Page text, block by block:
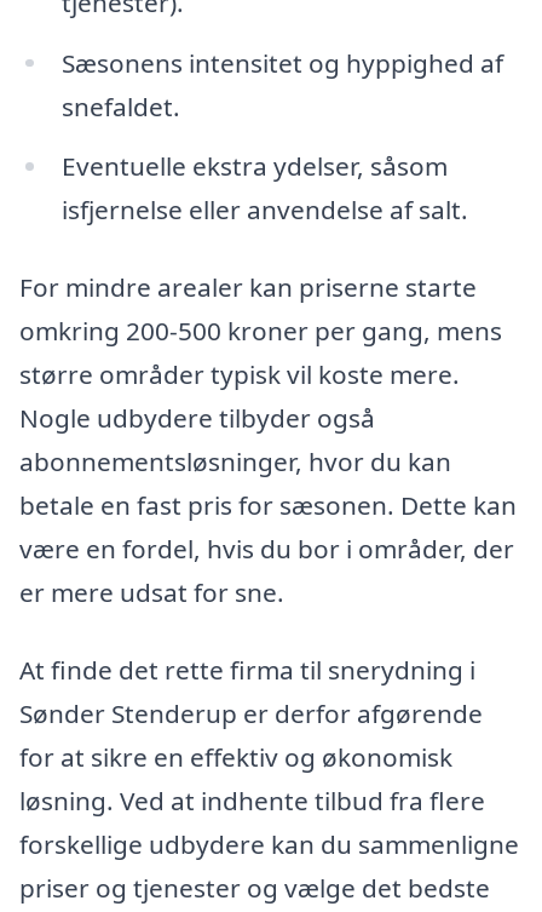
Sæsonens intensitet og hyppighed af
snefaldet.
Eventuelle ekstra ydelser, såsom
isfjernelse eller anvendelse af salt.
For mindre arealer kan priserne starte
omkring 200-500 kroner per gang, mens
større områder typisk vil koste mere.
Nogle udbydere tilbyder også
abonnementsløsninger, hvor du kan
betale en fast pris for sæsonen. Dette kan
være en fordel, hvis du bor i områder, der
er mere udsat for sne.
At finde det rette firma til snerydning i
Sønder Stenderup er derfor afgørende
for at sikre en effektiv og økonomisk
løsning. Ved at indhente tilbud fra flere
forskellige udbydere kan du sammenligne
priser og tjenester og vælge det bedste